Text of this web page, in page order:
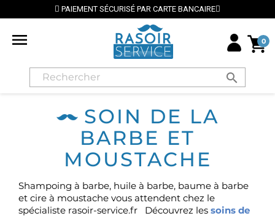
PAIEMENT SÉCURISÉ PAR CARTE BANCAIRE
 0
search
SOIN DE LA
BARBE ET
MOUSTACHE
Shampoing à barbe, huile à barbe, baume à barbe
et cire à moustache vous attendent chez le
spécialiste rasoir-service.fr Découvrez les soins de